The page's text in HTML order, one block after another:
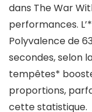
dans The War
performances.
Polyvalence de
secondes, selon
tempêtes*
proportions,
cette statistique.